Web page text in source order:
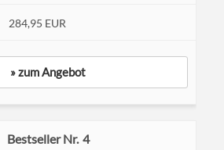
284,95 EUR
» zum Angebot
4